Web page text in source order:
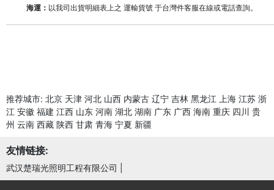
海運： 以我司出貨明細表上之 運輸貨號 于台灣件客服在線或電話查詢。
推荐城市: 北京 天津 河北 山西 内蒙古 辽宁 吉林 黑龙江 上海 江苏 浙
江 安徽 福建 江西 山东 河南 湖北 湖南 广东 广西 海南 重庆 四川 贵
州 云南 西藏 陕西 甘肃 青海 宁夏 新疆
友情链接:
武汉楚瑞光照明工程有限公司